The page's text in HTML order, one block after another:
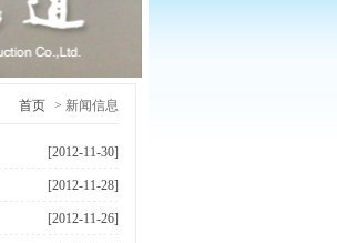
首页 > 新闻信息
[2012-11-30]
[2012-11-28]
[2012-11-26]